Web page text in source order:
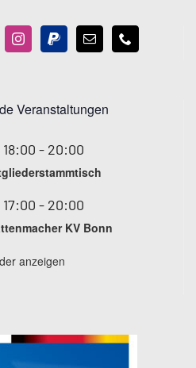
Veranstaltungen
18:00 - 20:00
17:00 - 20:00
KV Bonn
anzeigen